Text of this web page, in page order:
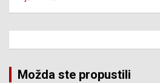
Možda ste propustili